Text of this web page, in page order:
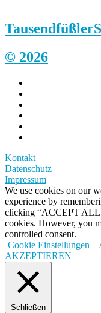
Tausendfüßler
© 2026
Kontakt
Datenschutz
Impressum
We use cookies on our
experience by
clicking “ACCEPT
cookies. However, you
controlled consent.
Cookie Einstellungen
AKZEPTIEREN
Schließen